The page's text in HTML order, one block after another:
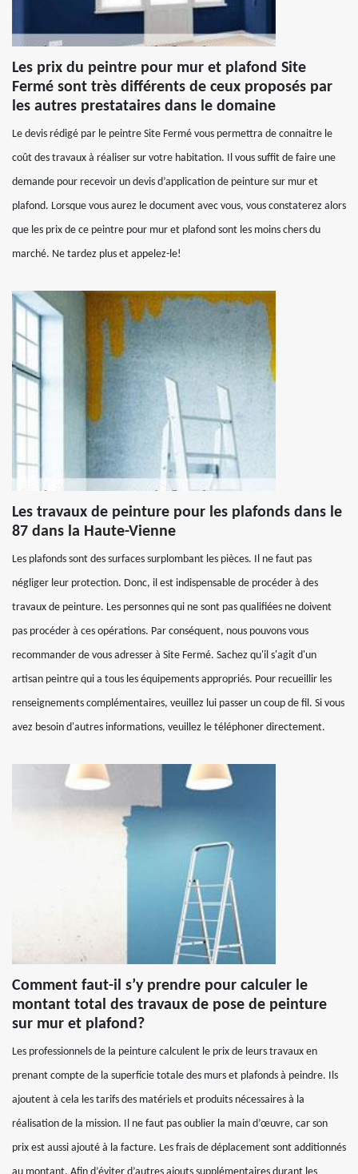
Les prix du peintre pour mur et plafond Site
Fermé sont très différents de ceux proposés par
les autres prestataires dans le domaine
Le devis rédigé par le peintre Site Fermé vous permettra de connaitre le
coût des travaux à réaliser sur votre habitation. Il vous suffit de faire une
demande pour recevoir un devis d’application de peinture sur mur et
plafond. Lorsque vous aurez le document avec vous, vous constaterez alors
que les prix de ce peintre pour mur et plafond sont les moins chers du
marché. Ne tardez plus et appelez-le!
Les travaux de peinture pour les plafonds dans le
87 dans la Haute-Vienne
Les plafonds sont des surfaces surplombant les pièces. Il ne faut pas
négliger leur protection. Donc, il est indispensable de procéder à des
travaux de peinture. Les personnes qui ne sont pas qualifiées ne doivent
pas procéder à ces opérations. Par conséquent, nous pouvons vous
recommander de vous adresser à Site Fermé. Sachez qu'il s'agit d'un
artisan peintre qui a tous les équipements appropriés. Pour recueillir les
renseignements complémentaires, veuillez lui passer un coup de fil. Si vous
avez besoin d'autres informations, veuillez le téléphoner directement.
Comment faut-il s’y prendre pour calculer le
montant total des travaux de pose de peinture
sur mur et plafond?
Les professionnels de la peinture calculent le prix de leurs travaux en
prenant compte de la superficie totale des murs et plafonds à peindre. Ils
ajoutent à cela les tarifs des matériels et produits nécessaires à la
réalisation de la mission. Il ne faut pas oublier la main d’œuvre, car son
prix est aussi ajouté à la facture. Les frais de déplacement sont additionnés